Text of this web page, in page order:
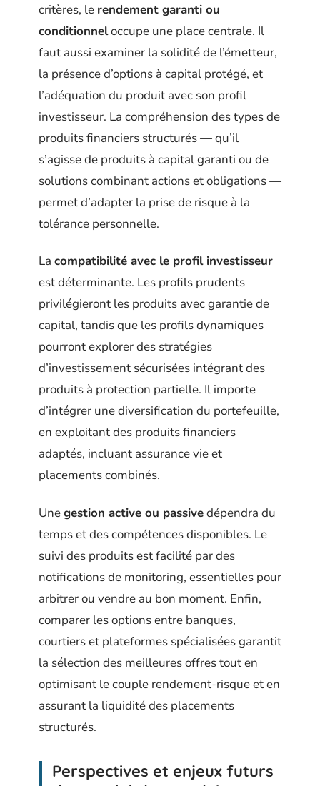
critères, le rendement garanti ou
conditionneloccupe une place centrale. Il
faut aussi examiner la solidité de l’émetteur,
la présence d’options à capital protégé, et
l’adéquation du produit avec son profil
investisseur. La compréhension des types de
produits financiers structurés — qu’il
s’agisse de produits à capital garanti ou de
solutions combinant actions et obligations —
permet d’adapter la prise de risque à la
tolérance personnelle.
La compatibilité avec le profil investisseur
est déterminante. Les profils prudents
privilégieront les produits avec garantie de
capital, tandis que les profils dynamiques
pourront explorer des stratégies
d’investissement sécurisées intégrant des
produits à protection partielle. Il importe
d’intégrer une diversification du portefeuille,
en exploitant des produits financiers
adaptés, incluant assurance vie et
placements combinés.
Unegestion active ou passivedépendra du
temps et des compétences disponibles. Le
suivi des produits est facilité par des
notifications de monitoring, essentielles pour
arbitrer ou vendre au bon moment. Enfin,
comparer les options entre banques,
courtiers et plateformes spécialisées garantit
la sélection des meilleures offres tout en
optimisant le couple rendement-risque et en
assurant la liquidité des placements
structurés.
Perspectives et enjeux futurs